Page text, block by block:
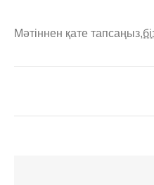
Мәтіннен қате тапсаңыз,